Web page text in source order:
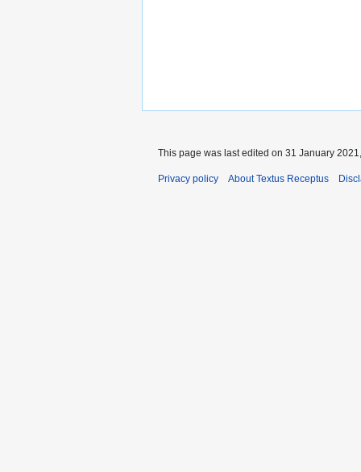
This page was last edited on 31 January
Privacy policy About Textus Receptus